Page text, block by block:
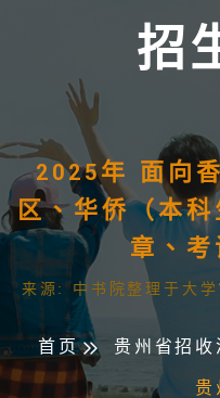
招
2025年 面向
区、华侨（本
章、
来源: 中书院整理于大
首页 贵州省招
贵